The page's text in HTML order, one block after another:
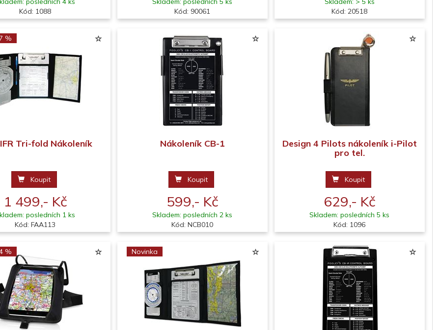
Kód: 1088
Kód: 90061
Kód: 20518
%
Tri-fold Nákoleník
Koupit
1 499,- Kč
posledních 1 ks
Kód: FAA113
Nákoleník CB-1
Koupit
599,- Kč
Skladem: posledních 2 ks
Kód: NCB010
Design 4 Pilots nákoleník i-Pilot
pro tel.
Koupit
629,- Kč
Skladem: posledních 5 ks
Kód: 1096
% Novinka